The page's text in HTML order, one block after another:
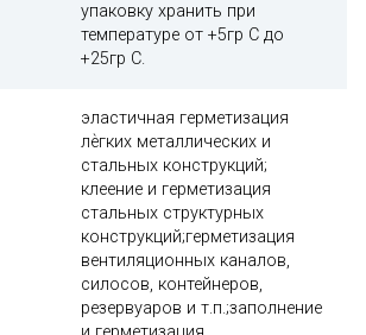
упаковку хранить при
температуре от +5гр C до
+25гр C.
эластичная герметизация
лѐгких металлических и
стальных конструкций;
клеение и герметизация
стальных структурных
конструкций;герметизация
вентиляционных каналов,
силосов, контейнеров,
резервуаров и т.п.;заполнение